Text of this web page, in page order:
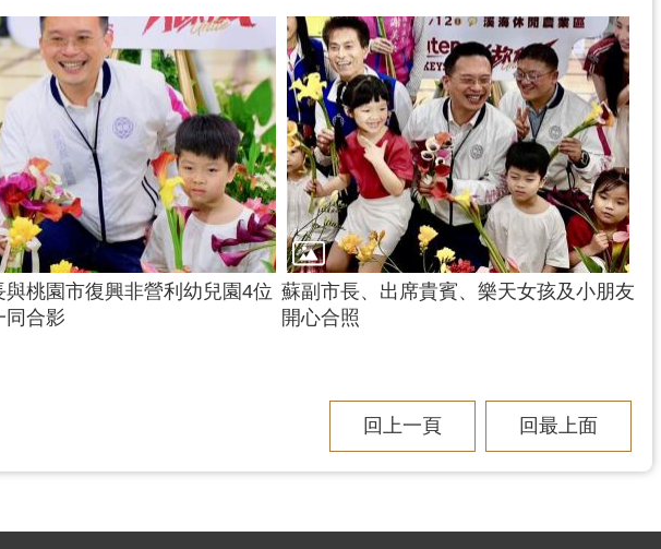
與桃園市復興非營利幼兒園4位
同合影
蘇副市長、出席貴賓、樂天女孩及小朋友
開心合照
回上一頁 回最上面